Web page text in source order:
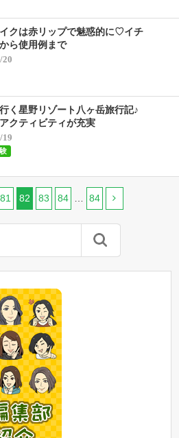
クは赤リップで魅惑的に♡イチ
ら使用例まで
20
く星野リゾート八ヶ岳旅行記♪
クティビティが充実
19
81 82 83 84 … 84